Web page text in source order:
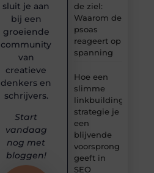
de ziel:
Waarom de
psoas
reageert op
spanning
Hoe een
slimme
linkbuilding
strategie je
een
blijvende
voorsprong
geeft in
SEO
sluit je aan
bij een
groeiende
community
van
creatieve
denkers en
schrijvers.
Start
vandaag
nog met
bloggen!